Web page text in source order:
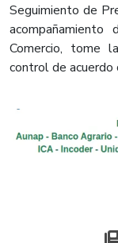
Seguimiento de
Comercio, tome
control de acuerdo